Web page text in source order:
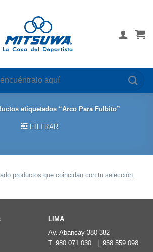
etiquetados “Arco Para Fulbito”
FILTRAR
productos que coincidan con tu selección.
LIMA
Av. Abancay 380-382
T. 980 071 030 958 559 098